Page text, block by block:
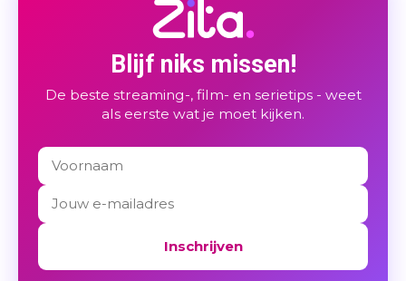
Blijf niks missen!
De beste streaming-, film- en serietips - weet
als eerste wat je moet kijken.
Inschrijven